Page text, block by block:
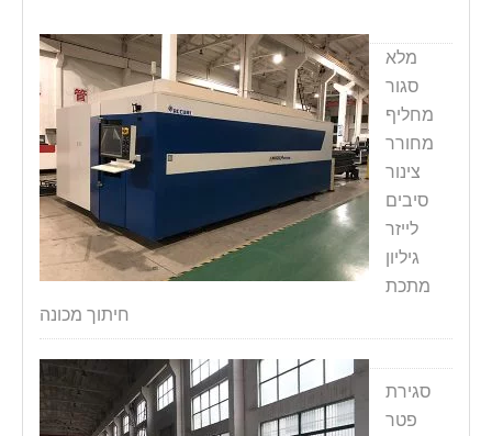
מלא
סגור
מחליף
מחורר
צינור
סיבים
לייזר
גיליון
מתכת
חיתוך מכונה
סגירת
פטר